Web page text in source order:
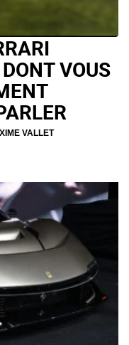
VOUS
VALLET